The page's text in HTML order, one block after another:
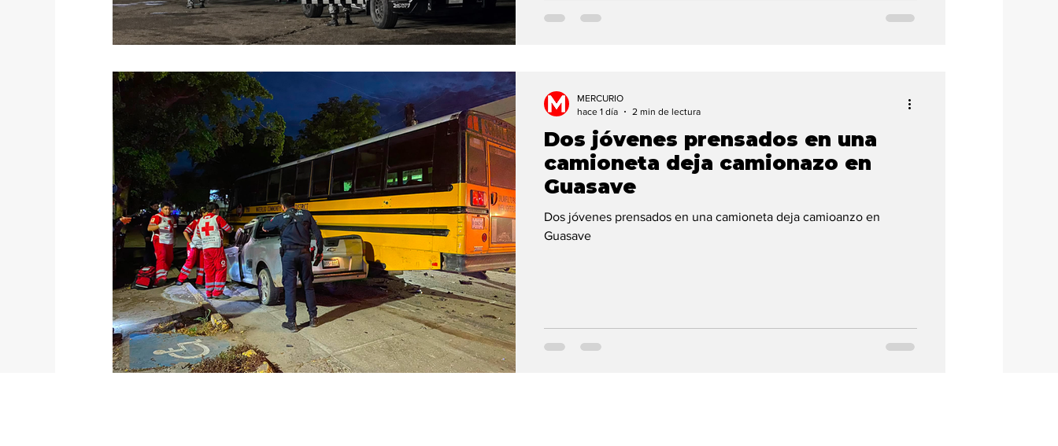
Dos jóvenes prensados en una
camioneta deja camionazo en
Guasave
Dos jóvenes prensados en una camioneta deja camioanzo en
Guasave
MERCURIO
hace 1 día
2 min de lectura